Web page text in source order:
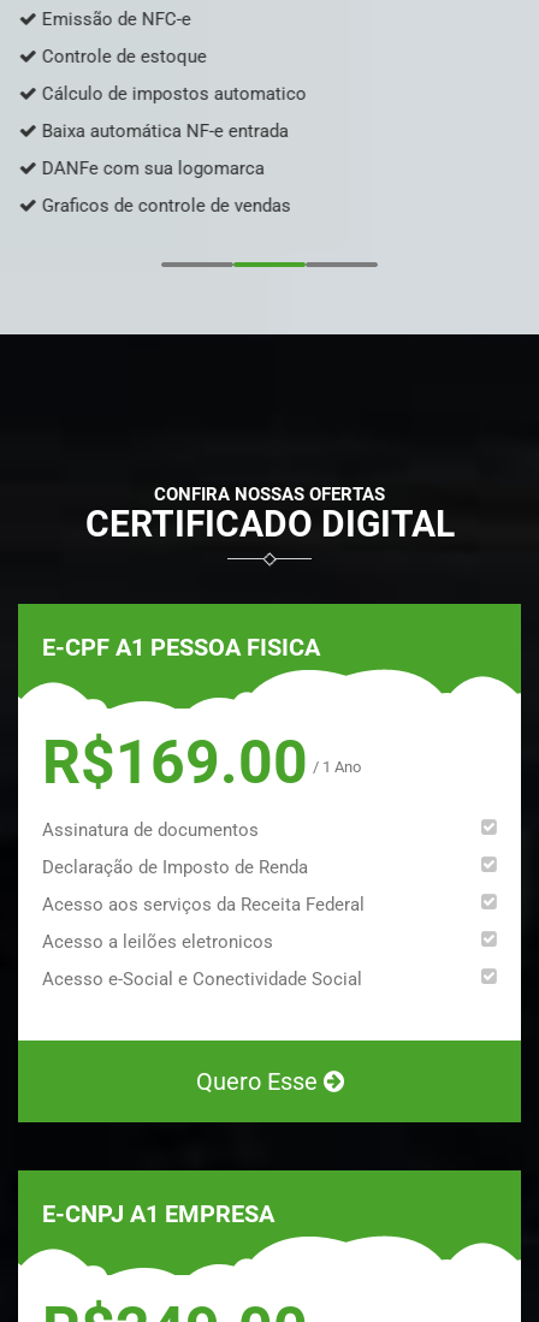
Emissão de NFC-e
Controle de estoque
Cálculo de impostos automatico
Baixa automática NF-e entrada
DANFe com sua logomarca
Graficos de controle de vendas
CONFIRA NOSSAS OFERTAS
CERTIFICADO DIGITAL
E-CPF A1 PESSOA FISICA
R$169.00
Assinatura de documentos
Declaração de Imposto de Renda
Acesso aos serviços da Receita Federal
Acesso a leilões eletronicos
E-CNPJ A1 EMPRESA